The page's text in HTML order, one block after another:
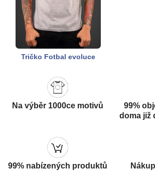
Tričko Fotbal evoluce
Na výběr 1000ce motivů
99%
doma již
99% nabízených produktů